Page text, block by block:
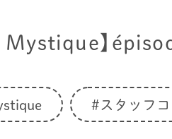
Mystique】
#スタッフ